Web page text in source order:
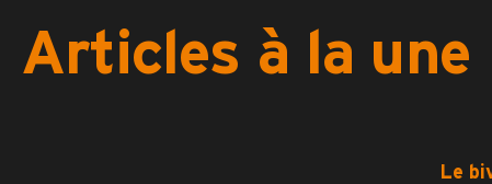
Articles à la une
Le